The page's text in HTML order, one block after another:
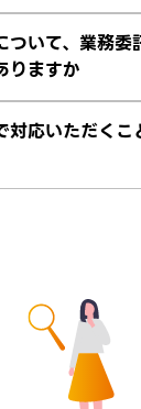
マニュアルや職場
たらご用意いただ
始ができます。派
に用意すべきもの
へお申し付けくだ
限である3年を超
協議して取り決め
間が30日以内の
ため別途定められ
いただきます。
ついて、業務委
りますか
だけではなく、業
幅広く対応させて
対応いただくこ